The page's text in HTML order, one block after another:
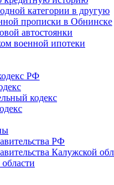
категории в другую
прописки в Обнинске
автостоянки
военной ипотеки
РФ
кодекс
РФ
Калужской